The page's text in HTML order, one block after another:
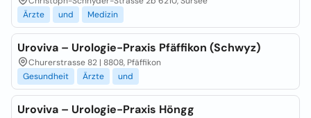
Ärzte
und Medizin
Uroviva – Urologie-Praxis Pfäffikon (Schwyz)
Churerstrasse 82 | 8808, Pfäffikon
Gesundheit
Ärzte und
Uroviva – Urologie-Praxis Höngg